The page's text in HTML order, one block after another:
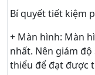
Bí quyết tiết kiệm
+ Màn hình: Màn
nhất. Nên giám
thiểu để đạt được